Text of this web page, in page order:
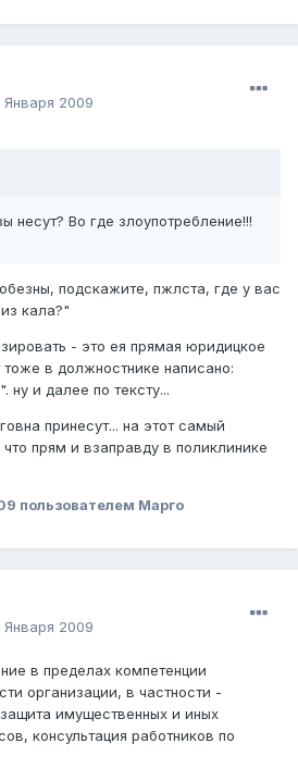
Января 2009
несут? Во где злоупотребление!!!
подскажите, пжлста, где у вас
кала?"
- это ея прямая юридицкое
тоже в должностнике написано:
ну и далее по тексту...
принесут... на этот самый
прям и взаправду в поликлинике
пользователем Марго
Января 2009
в пределах компетенции
организации, в частности -
имущественных и иных
консультация работников по